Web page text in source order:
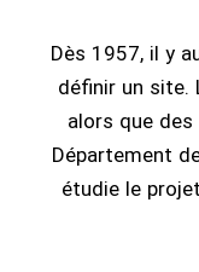
Dès 1957, il y
définir un site.
alors que
Département
étudie le